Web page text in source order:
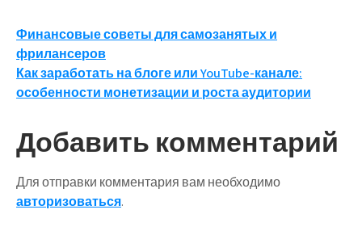
Навигация
по
записям
Финансовые советы для самозанятых и
фрилансеров
Как заработать на блоге или YouTube-канале:
особенности монетизации и роста аудитории
Добавить комментарий
Для отправки комментария вам необходимо
авторизоваться.